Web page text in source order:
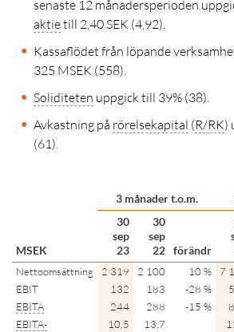
senaste 12 månadersperioden
aktietill 2,40 SEK (4,92).
Kassaflödet från löpande
325 MSEK (558).
Soliditeten uppgick till 39% (38).
Avkastning på rörelsekapital (R/RK)
(61).
3 månader t.o.m.
MSEK
30
sep
23
30
sep
22 förändr
Nettoomsättning 2 319 2 100 10 % 7
EBIT
132 183 -28 %
EBITA
244 288 -15 %
EBITA-
10,5
13,7